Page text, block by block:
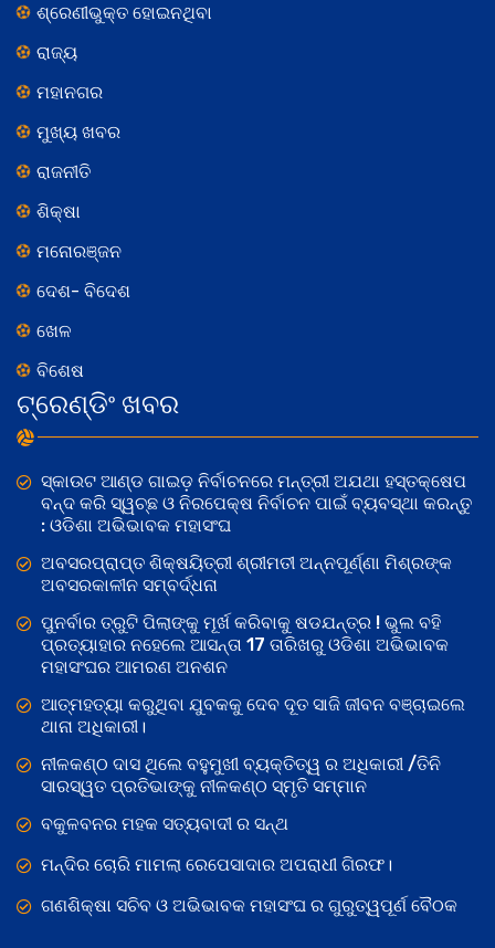
ଶ୍ରେଣୀଭୁକ୍ତ ହୋଇନଥିବା
ରାଜ୍ୟ
ମହାନଗର
ମୁଖ୍ୟ ଖବର
ରାଜନୀତି
ଶିକ୍ଷା
ମନୋରଞ୍ଜନ
ଦେଶ- ବିଦେଶ
ଖେଳ
ବିଶେଷ
ଟ୍ରେଣ୍ଡିଂ ଖବର
ସ୍କାଉଟ ଆଣ୍ଡ ଗାଇଡ଼ ନିର୍ବାଚନରେ ମନ୍ତ୍ରୀ ଅଯଥା ହସ୍ତକ୍ଷେପ
ବନ୍ଦ କରି ସ୍ୱଚ୍ଛ ଓ ନିରପେକ୍ଷ ନିର୍ବାଚନ ପାଇଁ ବ୍ୟବସ୍ଥା କରନ୍ତୁ
: ଓଡିଶା ଅଭିଭାବକ ମହାସଂଘ
ଅବସରପ୍ରାପ୍ତ ଶିକ୍ଷୟିତ୍ରୀ ଶ୍ରୀମତୀ ଅନ୍ନପୂର୍ଣ୍ଣା ମିଶ୍ରଙ୍କ
ଅବସରକାଳୀନ ସମ୍ବର୍ଦ୍ଧନା
ପୁନର୍ବାର ତ୍ରୁଟି ପିଲାଙ୍କୁ ମୂର୍ଖ କରିବାକୁ ଷଡଯନ୍ତ୍ର ! ଭୁଲ ବହି
ପ୍ରତ୍ୟାହାର ନହେଲେ ଆସନ୍ତା 17 ତାରିଖରୁ ଓଡିଶା ଅଭିଭାବକ
ମହାସଂଘର ଆମରଣ ଅନଶନ
ଆତ୍ମହତ୍ୟା କରୁଥିବା ଯୁବକକୁ ଦେବ ଦୂତ ସାଜି ଜୀବନ ବଞ୍ଚାଇଲେ
ଥାନା ଅଧିକାରୀ।
ନୀଳକଣ୍ଠ ଦାସ ଥିଲେ ବହୁମୁଖୀ ବ୍ୟକ୍ତିତ୍ୱ ର ଅଧିକାରୀ /ତିନି
ସାରସ୍ୱତ ପ୍ରତିଭାଙ୍କୁ ନୀଳକଣ୍ଠ ସ୍ମୃତି ସମ୍ମାନ
ବକୁଳବନର ମହକ ସତ୍ୟବାଦୀ ର ସନ୍ଥ
ମନ୍ଦିର ଚୋରି ମାମଲା ରେପେସାଦାର ଅପରାଧୀ ଗିରଫ।
ଗଣଶିକ୍ଷା ସଚିବ ଓ ଅଭିଭାବକ ମହାସଂଘ ର ଗୁରୁତ୍ୱପୂର୍ଣ ବୈଠକ